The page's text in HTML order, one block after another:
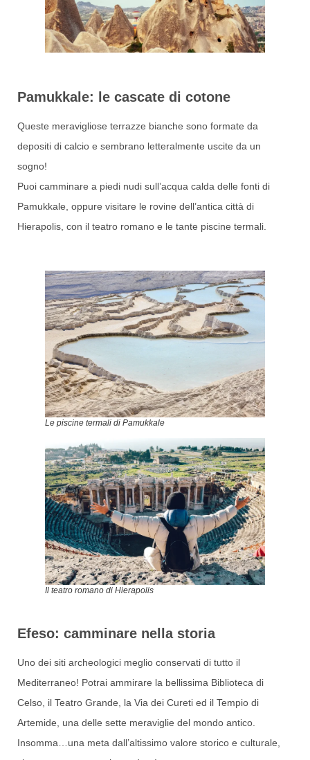
Pamukkale: le cascate di cotone
Queste meravigliose terrazze bianche sono formate da
depositi di calcio e sembrano letteralmente uscite da un
sogno!
Puoi camminare a piedi nudi sull’acqua calda delle fonti di
Pamukkale, oppure visitare le rovine dell’antica città di
Hierapolis, con il teatro romano e le tante piscine termali.
Le piscine termali di Pamukkale
Il teatro romano di Hierapolis
Efeso: camminare nella storia
Uno dei siti archeologici meglio conservati di tutto il
Mediterraneo! Potrai ammirare la bellissima Biblioteca di
Celso, il Teatro Grande, la Via dei Cureti ed il Tempio di
Artemide, una delle sette meraviglie del mondo antico.
Insomma…una meta dall’altissimo valore storico e culturale,